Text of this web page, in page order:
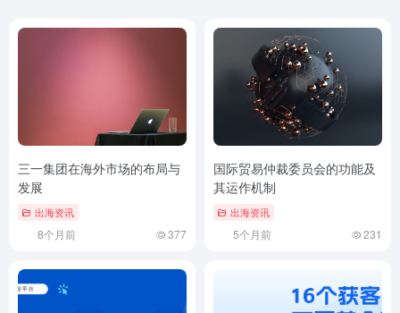
三一集团在海外市场的布局与
发展
出海资讯
8个月前 377
国际贸易仲裁委员会的功能及
其运作机制
出海资讯
5个月前 231